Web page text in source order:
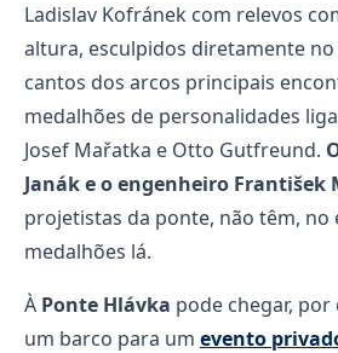
Ladislav Kofránek com relevos
altura, esculpidos diretamente
cantos dos arcos principais
medalhões de personalidades
Josef Mařatka e Otto Gutfreund.
Janák e o engenheiro František
projetistas da ponte, não têm, no
medalhões lá.
À Ponte Hlávka pode chegar, por
um barco para um evento